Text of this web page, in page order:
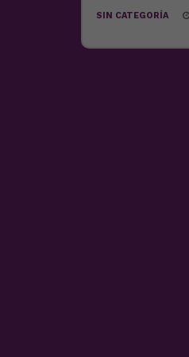
SIN CATEGORÍA